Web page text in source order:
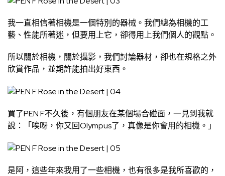
我一直相信著相機是一個特別的器械。我們總為相機的工
藝、性能所著迷，但要用上它，卻得用上我們個人的觀點。
所以關於相機，關於攝影，我們討論器材，卻也在規格之外
欣賞作品，並期許能拍出好東西。
買了PEN F不久後，有個朋友在某個場合碰面，一見到我就
說：「唉呀，你又回Olympus了，真像是你會用的相機。」
是阿，這些年來我用了一些相機，也有很多是我所喜歡的，